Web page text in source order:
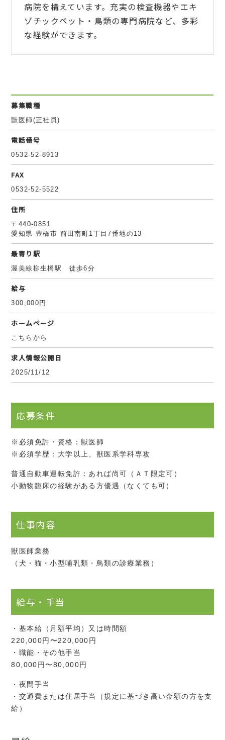
病院を構えています。充実の検査機器やエキ
ゾチックペット・鳥類の専門病院など、多彩
な経験ができます。
募集職種
獣医師(正社員)
電話番号
0532-52-8913
FAX
0532-52-5522
住所
〒440-0851
愛知県 豊橋市 前田南町1丁目7番地の13
最寄り駅
渥美線柳生橋駅 徒歩6分
給与
300,000円
ホームページ
こちらから
求人情報公開日
2025/11/12
応募条件
※必須免許・資格：獣医師
※必須学歴：大学以上、獣医系学科専攻
普通自動車運転免許：あれば尚可（ＡＴ限定可）
小動物臨床の経験がある方優遇（なくても可）
仕事内容
獣医師業務
（犬・猫・小型哺乳類・鳥類の診療業務）
給与・手当
・基本給（月額平均）又は時間額
220,000円〜220,000円
・職能・その他手当
80,000円〜80,000円
・夜間手当
・交通費または住居手当（規定に基づき高い金額の方を支
給）